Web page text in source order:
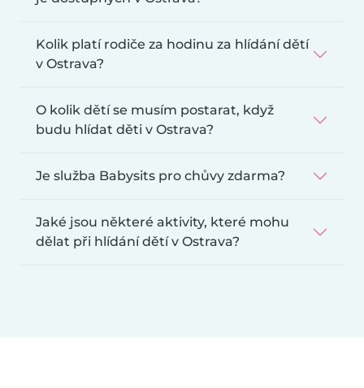
Kolik platí rodiče za hodinu za hlídání dětí
v Ostrava?
O kolik dětí se musím postarat, když
budu hlídat děti v Ostrava?
Je služba Babysits pro chůvy zdarma?
Jaké jsou některé aktivity, které mohu
dělat při hlídání dětí v Ostrava?